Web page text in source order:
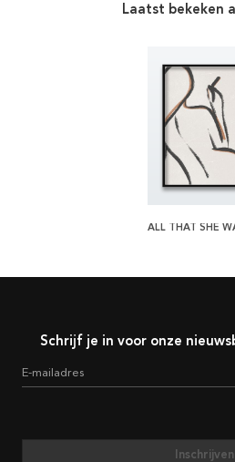
Laatst bekeken
Schrijf je in voor onze
E-mailadres
Inschrijven